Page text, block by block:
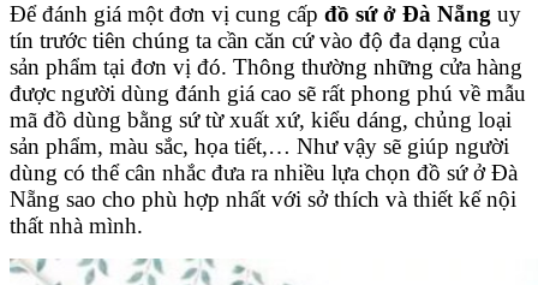
Để đánh giá một đơn vị cung cấp đồ sứ ở Đà Nẵng uy
tín trước tiên chúng ta cần căn cứ vào độ đa dạng của
sản phẩm tại đơn vị đó. Thông thường những cửa hàng
được người dùng đánh giá cao sẽ rất phong phú về mẫu
mã đồ dùng bằng sứ từ xuất xứ, kiểu dáng, chủng loại
sản phẩm, màu sắc, họa tiết,… Như vậy sẽ giúp người
dùng có thể cân nhắc đưa ra nhiều lựa chọn đồ sứ ở Đà
Nẵng sao cho phù hợp nhất với sở thích và thiết kế nội
thất nhà mình.